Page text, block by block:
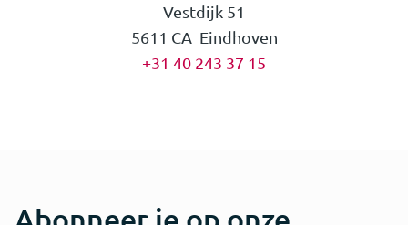
Vestdijk 51
5611 CA Eindhoven
+31 40 243 37 15